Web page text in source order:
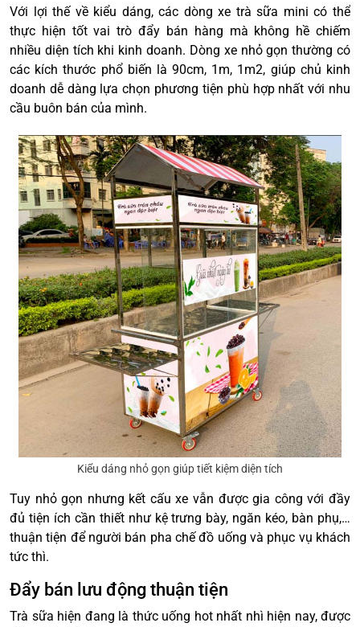
Với lợi thế về kiểu dáng, các dòng xe trà sữa mini có thể
thực hiện tốt vai trò đẩy bán hàng mà không hề chiếm
nhiều diện tích khi kinh doanh. Dòng xe nhỏ gọn thường có
các kích thước phổ biến là 90cm, 1m, 1m2, giúp chủ kinh
doanh dễ dàng lựa chọn phương tiện phù hợp nhất với nhu
cầu buôn bán của mình.
Kiểu dáng nhỏ gọn giúp tiết kiệm diện tích
Tuy nhỏ gọn nhưng kết cấu xe vẫn được gia công với đầy
đủ tiện ích cần thiết như kệ trưng bày, ngăn kéo, bàn phụ,…
thuận tiện để người bán pha chế đồ uống và phục vụ khách
tức thì.
Đẩy bán lưu động thuận tiện
Trà sữa hiện đang là thức uống hot nhất nhì hiện nay, được